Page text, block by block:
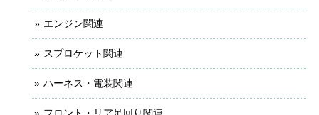
エンジン関連
スプロケット関連
ハーネス・電装関連